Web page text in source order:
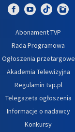
Abonament TVP
Rada Programowa
Ogłoszenia przetargowe
Akademia Telewizyjna
Regulamin tvp.pl
Telegazeta ogłoszenia
Informacje o nadawcy
Konkursy